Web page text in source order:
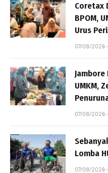
Coretax
BPOM,
Urus
07/08/2026
UMKM,
07/08/2026 -
Lomba
07/08/2026 -